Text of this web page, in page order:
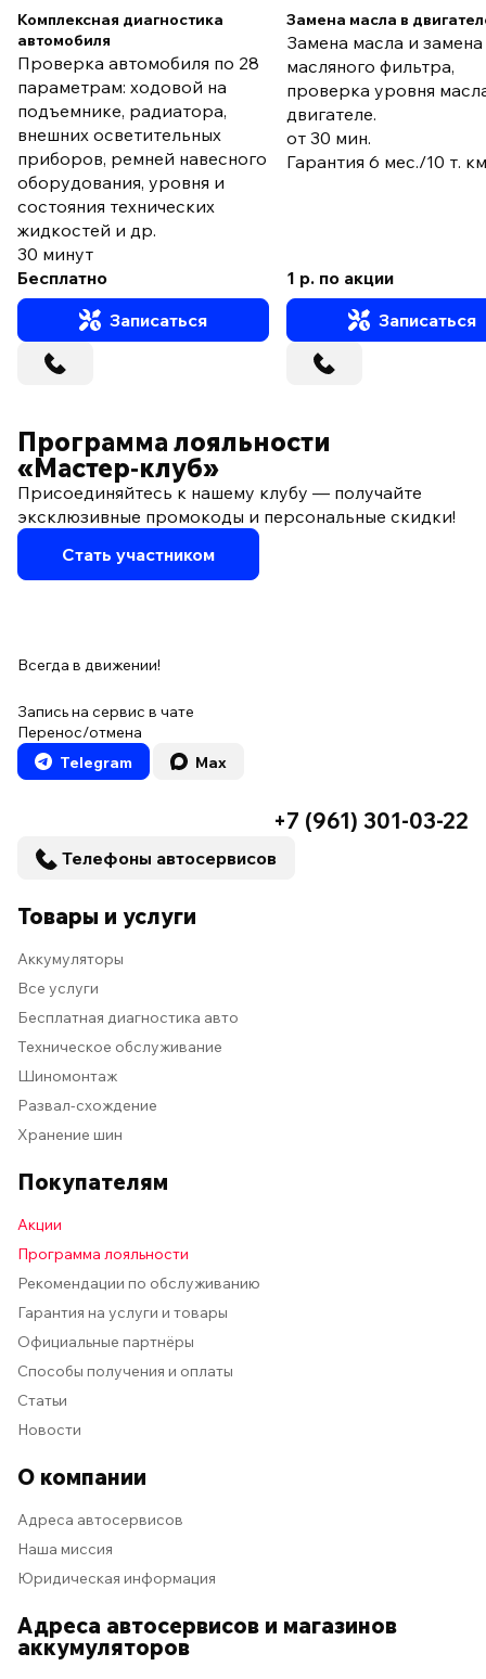
Комплексная диагностика
автомобиля
Проверка автомобиля по 28
параметрам: ходовой на
подъемнике, радиатора,
внешних осветительных
приборов, ремней навесного
оборудования, уровня и
состояния технических
жидкостей и др.
30 минут
Бесплатно
Записаться
Замена масла в
Замена масла и замена
масляного фильтра,
проверка уровня
двигателе.
от 30 мин.
Гарантия 6 мес./10 т.
1 р. по акции
Записаться
Программа лояльности
«Мастер‑клуб»
Присоединяйтесь к нашему клубу — получайте
эксклюзивные промокоды и персональные скидки!
Стать участником
Всегда в движении!
Запись на сервис в чате
Перенос/отмена
Telegram
Max
+7 (961) 301-03-22
Телефоны автосервисов
Товары и услуги
Аккумуляторы
Все услуги
Бесплатная диагностика авто
Техническое обслуживание
Шиномонтаж
Развал-схождение
Хранение шин
Покупателям
Акции
Программа лояльности
Рекомендации по обслуживанию
Гарантия на услуги и товары
Официальные партнёры
Способы получения и оплаты
Статьи
Новости
О компании
Адреса автосервисов
Наша миссия
Юридическая информация
Адреса автосервисов и магазинов
аккумуляторов